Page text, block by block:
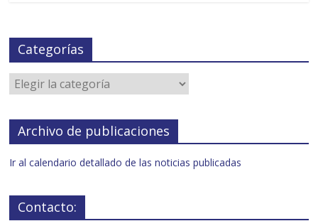
Categorías
Archivo de publicaciones
Ir al calendario detallado de las noticias publicadas
Contacto: